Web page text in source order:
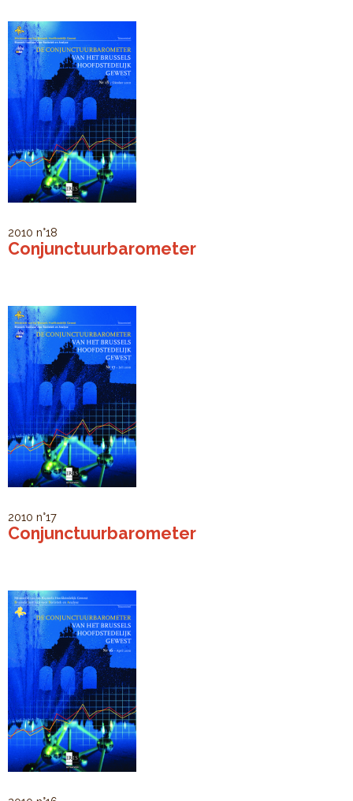
2010 n°18
Conjunctuurbarometer
2010 n°17
Conjunctuurbarometer